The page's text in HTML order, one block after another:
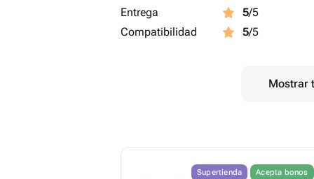
Entrega
5/5
Compatibilidad
5/5
Mostrar
Supertienda Acepta bonos